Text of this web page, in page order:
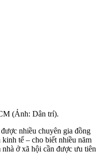
(Ảnh: Dân trí).
nhiều chuyên gia đồng
tế – cho biết nhiều năm
ở xã hội cần được ưu tiên